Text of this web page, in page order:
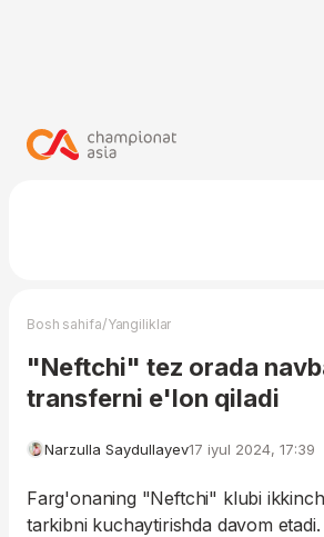
Bosh sahifa/Yangiliklar
"Neftchi" tez orada
transferni e'lon qiladi
Narzulla Saydullayev17 iyul 2024, 17:39
Farg'onaning "Neftchi" klubi
tarkibni kuchaytirishda davom etadi.